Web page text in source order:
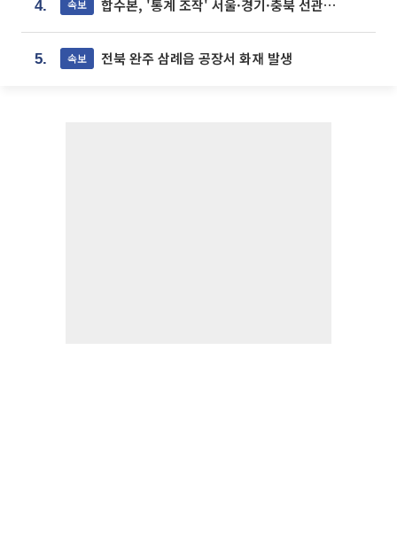
4. 속보 합수본, '통계 조작' 서울·경기·충북 선관위 등 추가 압수수색
5. 속보 전북 완주 삼례읍 공장서 화재 발생